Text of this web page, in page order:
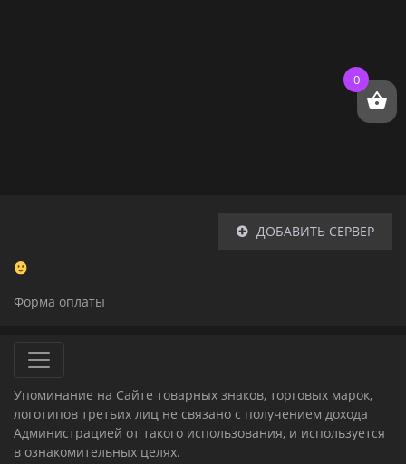
ДОБАВИТЬ СЕРВЕР
Форма оплаты
Упоминание на Сайте товарных знаков, торговых марок,
логотипов третьих лиц не связано с получением дохода
Администрацией от такого использования, и используется
в ознакомительных целях.
0